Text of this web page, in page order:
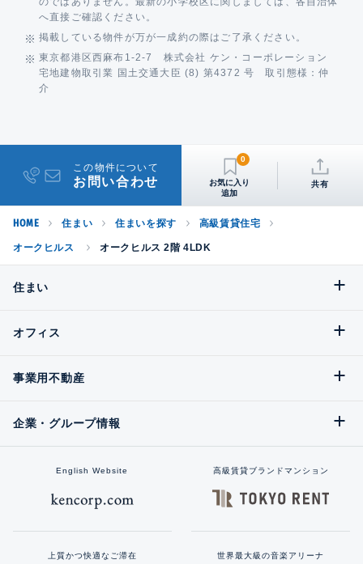
へ直接ご確認ください。
掲載している物件が万が一成約の際はご了承ください。
東京都港区西麻布1-2-7 株式会社 ケン・コーポレーション
宅地建物取引業 国土交通大臣 (8) 第4372 号 取引態様：仲
介
この物件について
お問い合わせ
0
共有
HOME 住まい 住まいを探す 高級賃貸住宅
オークヒルス オークヒルス 2階 4LDK
住まい
オフィス
事業用不動産
企業・グループ情報
English Website 高級賃貸ブランドマンション
上質かつ快適なご滞在 世界最大級の音楽アリーナ